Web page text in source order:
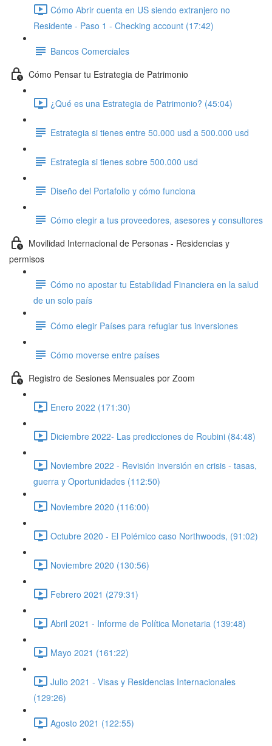
Cómo Abrir cuenta en US siendo extranjero no
Residente - Paso 1 - Checking account (17:42)
Bancos Comerciales
Cómo Pensar tu Estrategia de Patrimonio
¿Qué es una Estrategia de Patrimonio? (45:04)
Estrategia si tienes entre 50.000 usd a 500.000 usd
Estrategia si tienes sobre 500.000 usd
Diseño del Portafolio y cómo funciona
Cómo elegir a tus proveedores, asesores y consultores
Movilidad Internacional de Personas - Residencias y
permisos
Cómo no apostar tu Estabilidad Financiera en la salud
de un solo país
Cómo elegir Países para refugiar tus inversiones
Cómo moverse entre países
Registro de Sesiones Mensuales por Zoom
Enero 2022 (171:30)
Diciembre 2022- Las predicciones de Roubini (84:48)
Noviembre 2022 - Revisión inversión en crisis - tasas,
guerra y Oportunidades (112:50)
Noviembre 2020 (116:00)
Octubre 2020 - El Polémico caso Northwoods, (91:02)
Noviembre 2020 (130:56)
Febrero 2021 (279:31)
Abril 2021 - Informe de Política Monetaria (139:48)
Mayo 2021 (161:22)
Julio 2021 - Visas y Residencias Internacionales
(129:26)
Agosto 2021 (122:55)